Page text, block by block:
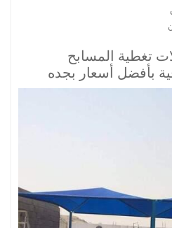
تغطية المسابح
بأفضل أسعار بجده